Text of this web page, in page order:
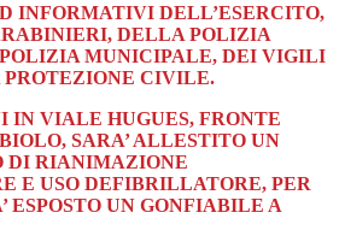
INFORMATIVI DELL’ESERCITO,
DELLA POLIZIA
MUNICIPALE, DEI VIGILI
CIVILE.
IN VIALE HUGUES, FRONTE
SARA’ ALLESTITO UN
DI RIANIMAZIONE
E USO DEFIBRILLATORE, PER
ESPOSTO UN GONFIABILE A